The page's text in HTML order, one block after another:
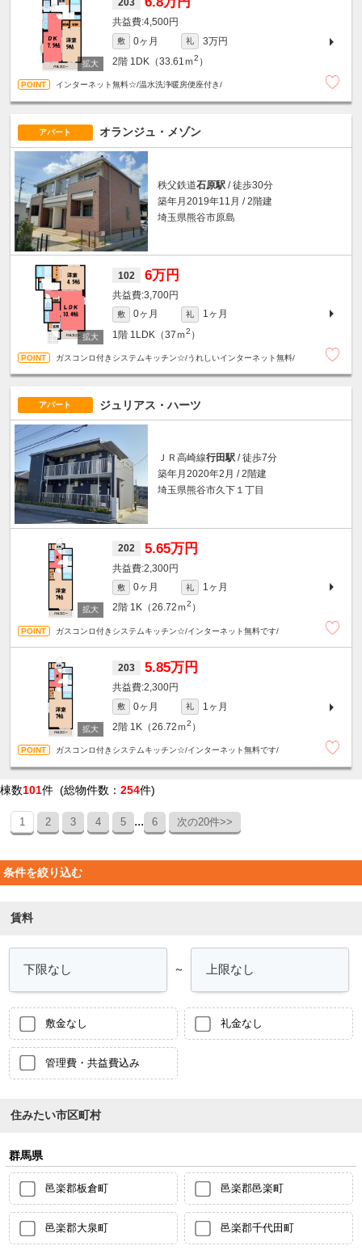
203
4,500円
敷 0ヶ月 礼
3万円
2階 1DK（33.61ｍ2 ）
インターネット無料☆/温水洗浄暖房便座付き/
アパート オランジュ・メゾン
秩父鉄道石原駅 / 徒歩30分
築年月2019年11月 / 2階建
埼玉県熊谷市原島
102 6万円
3,700円
敷 0ヶ月 礼
1ヶ月
1階 1LDK（37ｍ2 ）
ガスコンロ付きシステムキッチン☆/うれしいインターネット無料/
アパート ジュリアス・ハーツ
ＪＲ高崎線行田駅 / 徒歩7分
築年月2020年2月 / 2階建
埼玉県熊谷市久下１丁目
202 5.65万円
2,300円
敷 0ヶ月 礼
1ヶ月
2階 1K（26.72ｍ2 ）
ガスコンロ付きシステムキッチン☆/インターネット無料です/
203 5.85万円
2,300円
敷 0ヶ月 礼
1ヶ月
2階 1K（26.72ｍ2 ）
ガスコンロ付きシステムキッチン☆/インターネット無料です/
棟数101件 (総物件数： 254件)
1 2 3 4 5 ... 6 次の20件>>
条件を絞り込む
賃料
～
敷金なし 礼金なし
管理費・共益費込み
住みたい市区町村
群馬県
邑楽郡板倉町 邑楽郡邑楽町
邑楽郡大泉町 邑楽郡千代田町